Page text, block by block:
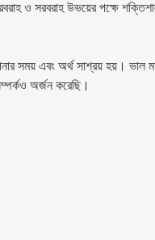
ও সরবরাহ উভয়ের পক্ষে
সময় এবং অর্থ সাশ্রয় হয়। ভাল
অর্জন করেছি।